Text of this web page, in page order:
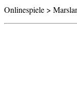
Onlinespiele >